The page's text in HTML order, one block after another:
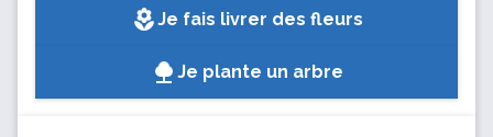
local_floristJe fais livrer des fleurs
Je plante un arbre